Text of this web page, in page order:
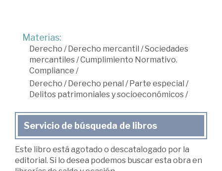
Materias:
Derecho / Derecho mercantil /Sociedades
mercantiles/Cumplimiento Normativo.
Compliance /
Derecho / Derecho penal / Parte especial /
Delitos patrimoniales y socioeconómicos/
Servicio de búsqueda de libros
Este libro está agotado o descatalogado por la
editorial. Si lo desea podemos buscar esta obra en